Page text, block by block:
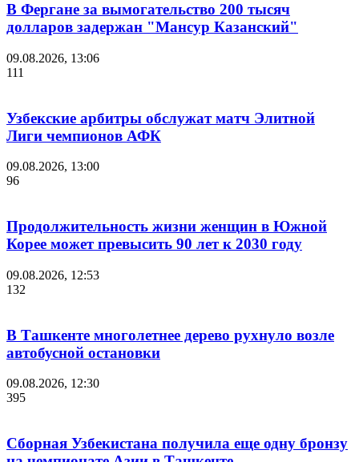
В Фергане за вымогательство 200 тысяч
долларов задержан "Мансур Казанский"
09.08.2026, 13:06
111
Узбекские арбитры обслужат матч Элитной
Лиги чемпионов АФК
09.08.2026, 13:00
96
Продолжительность жизни женщин в Южной
Корее может превысить 90 лет к 2030 году
09.08.2026, 12:53
132
В Ташкенте многолетнее дерево рухнуло возле
автобусной остановки
09.08.2026, 12:30
395
Сборная Узбекистана получила еще одну бронзу